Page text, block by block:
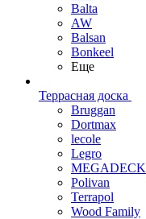
Balta
AW
Balsan
Bonkeel
Еще
Террасная доска
Bruggan
Dortmax
lecole
Legro
MEGADECK
Polivan
Terrapol
Wood Family